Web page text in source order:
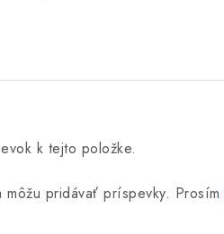
k tejto položke.
pridávať príspevky. Prosím